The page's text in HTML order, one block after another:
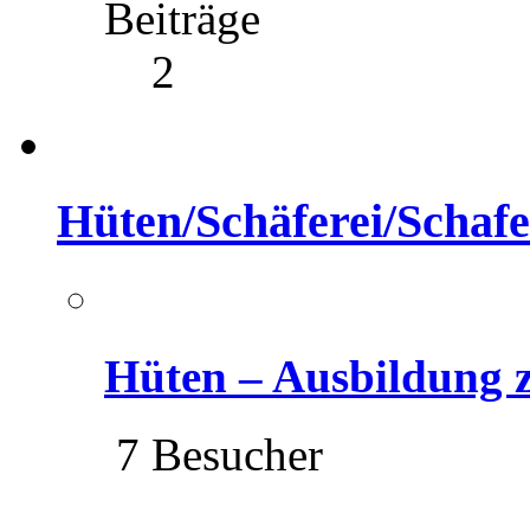
Beiträge
2
Hüten/Schäferei/Schafe
Hüten – Ausbildung
7 Besucher